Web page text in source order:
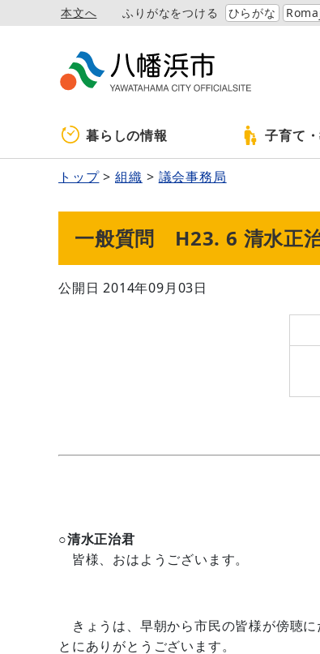
本文へ ふりがなをつける ひらがな
暮らしの情報 子育て
トップ 組織 議会事務局
一般質問 H23. 6 清水正
公開日 2014年09月03日
○清水正治君
皆様、おはようございます。
きょうは、早朝から市民の皆様が傍聴に
とにありがとうございます。